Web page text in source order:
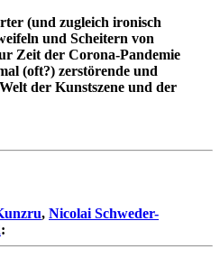
(und zugleich ironisch
und Scheitern von
Zeit der Corona-Pandemie
(oft?) zerstörende und
der Kunstszene und der
, Nicolai Schweder-
: